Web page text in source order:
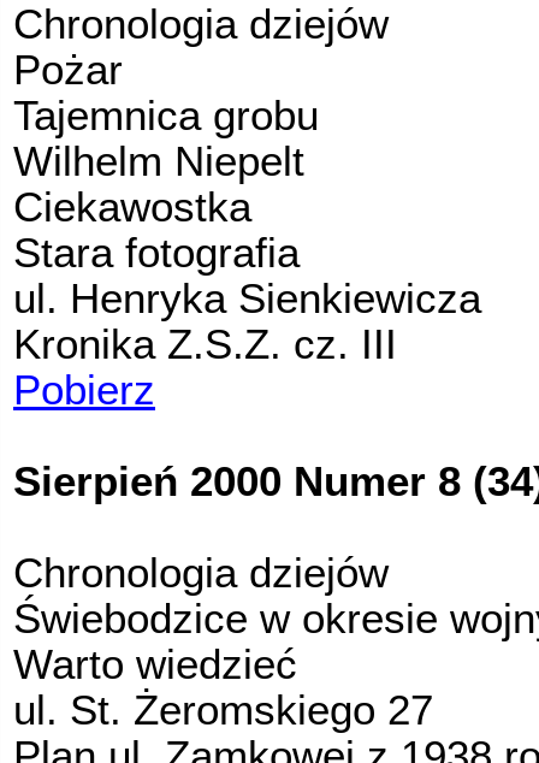
Chronologia dziejów
Pożar
Tajemnica grobu
Wilhelm Niepelt
Ciekawostka
Stara fotografia
ul. Henryka Sienkiewicza
Kronika Z.S.Z. cz. III
Pobierz
Sierpień 2000 Numer 8
Chronologia dziejów
Świebodzice w okresie
Warto wiedzieć
ul. St. Żeromskiego 27